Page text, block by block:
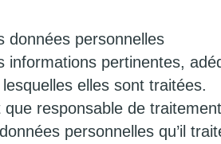
données personnelles
informations pertinentes,
elles sont traitées.
responsable de
personnelles qu’il